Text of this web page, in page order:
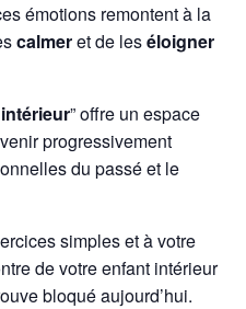
émotions remontent à la
calmeret de leséloigner
” offre un espace
progressivement
du passé et le
simples et à votre
de votre enfant intérieur
bloqué aujourd’hui.